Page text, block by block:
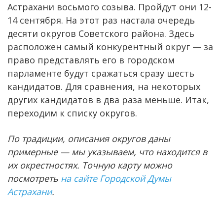
Астрахани восьмого созыва. Пройдут они 12-
14 сентября. На этот раз настала очередь
десяти округов Советского района. Здесь
расположен самый конкурентный округ — за
право представлять его в городском
парламенте будут сражаться сразу шесть
кандидатов. Для сравнения, на некоторых
других кандидатов в два раза меньше. Итак,
переходим к списку округов.
По традиции, описания округов даны
примерные — мы указываем, что находится в
их окрестностях. Точную карту можно
посмотреть на сайте Городской Думы
Астрахани.